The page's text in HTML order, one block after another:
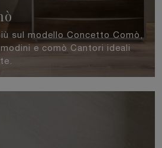
sul modello Concetto Comò,
e comò Cantori ideali